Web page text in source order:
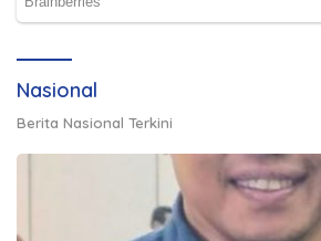
Nasional
Berita Nasional Terkini